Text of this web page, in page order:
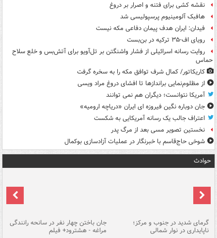
نقشه کشی برای فتنه و اصرار بر دروغ
هافبک آلومینیوم پرسپولیسی شد
فیدان: ایران هدف پیمان دفاعی مکه نیست
رویای اف-۳۵ ترکیه در بن‌بست
روایت رسانه اسرائیلی از فشار واشنگتن بر تل‌آویو برای آتش‌بس و خلع سلاح
حماس
کاریکاتور/ کمال شرف توافق مکه را به سخره گرفت
از مظلوم‌نمایی براندازها تا افشای دروغ مراد ویسی
آمریکا نتوانست؛ دیگران هم نمی توانند
جان دوباره نگین فیروزه ای ایران «دریاچه ارومیه»
اعتراف جالب یک رسانه آمریکایی به شکست
نخستین تصویر مسی بعد از مرگ پدر
شوخی حاج‌قاسم با خبرنگار در عملیات آزادسازی بوکمال
حوادث
گرمای شدید در جنوب و مرکز؛
ناپایداری در نوار شمالی
جان باختن چهار نفر در سانحه رانندگی
مراغه - هشترود+ فیلم